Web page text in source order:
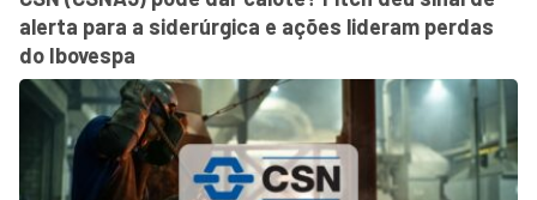
alerta para a siderúrgica e ações lideram perdas
do Ibovespa